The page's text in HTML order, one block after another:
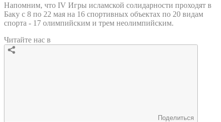
Напомним, что IV Игры исламской солидарности проходят в
Баку с 8 по 22 мая на 16 спортивных объектах по 20 видам
спорта - 17 олимпийским и трем неолимпийским.
Читайте нас в
Поделиться